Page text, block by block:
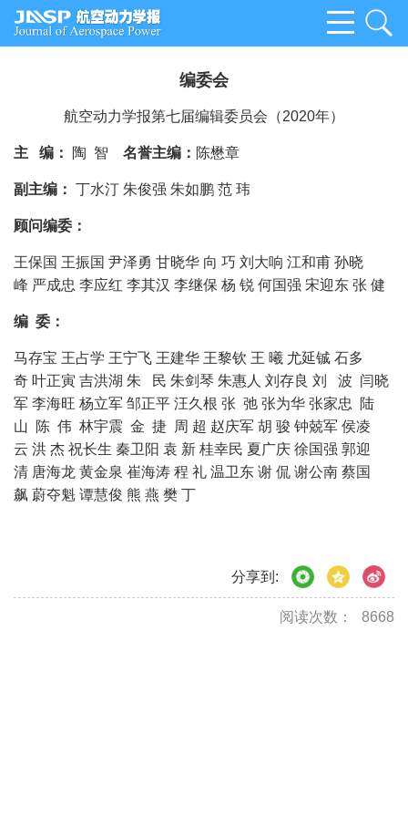
编委会
航空动力学报第七届编辑委员会（2020年）
主 编： 陶 智 名誉主编： 陈懋章
副主编： 丁水汀 朱俊强 朱如鹏 范 玮
顾问编委：
王保国 王振国 尹泽勇 甘晓华 向 巧 刘大响 江和甫 孙晓
峰 严成忠 李应红 李其汉 李继保 杨 锐 何国强 宋迎东 张 健
编 委：
马存宝 王占学 王宁飞 王建华 王黎钦 王 曦 尤延铖 石多
奇 叶正寅 吉洪湖 朱 民 朱剑琴 朱惠人 刘存良 刘 波 闫晓
军 李海旺 杨立军 邹正平 汪久根 张 弛 张为华 张家忠 陆
山 陈 伟 林宇震 金 捷 周 超 赵庆军 胡 骏 钟兢军 侯凌
云 洪 杰 祝长生 秦卫阳 袁 新 桂幸民 夏广庆 徐国强 郭迎
清 唐海龙 黄金泉 崔海涛 程 礼 温卫东 谢 侃 谢公南 蔡国
飙 蔚夺魁 谭慧俊 熊 燕 樊 丁
分享到:
阅读次数： 8668